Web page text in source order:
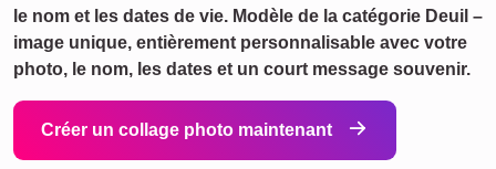
le nom et les dates de vie. Modèle de la catégorie Deuil –
image unique, entièrement personnalisable avec votre
photo, le nom, les dates et un court message souvenir.
Créer un collage photo maintenant